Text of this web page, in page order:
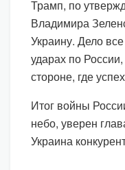
Трамп, по
Владимира
Украину. Дело
ударах по
стороне, где
Итог войны
небо, уверен
Украина